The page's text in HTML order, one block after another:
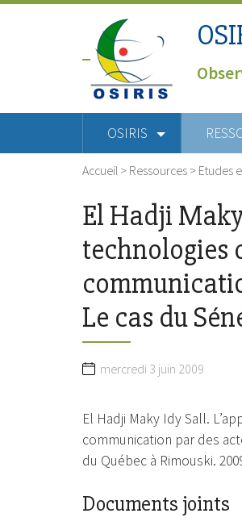
OSIRIS
Accueil > Ressources > Etudes
El Hadji
technologies
Le cas du
mercredi 3 juin 2009
El Hadji Maky Idy Sall.
communication par des
du Québec à Rimouski.
Documents joints